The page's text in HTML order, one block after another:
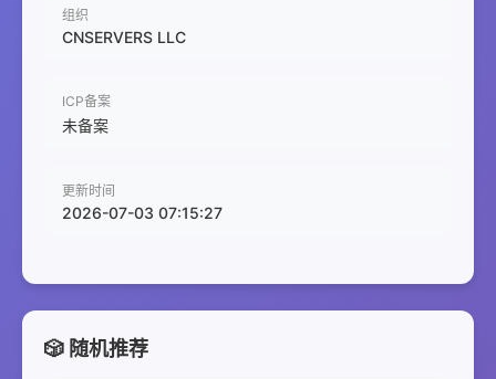
组织
CNSERVERS LLC
ICP备案
未备案
更新时间
2026-07-03 07:15:27
🎲 随机推荐